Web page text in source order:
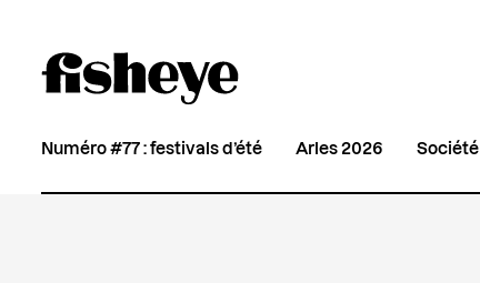
Numéro #77 : festivals d’été Arles 2026 Société